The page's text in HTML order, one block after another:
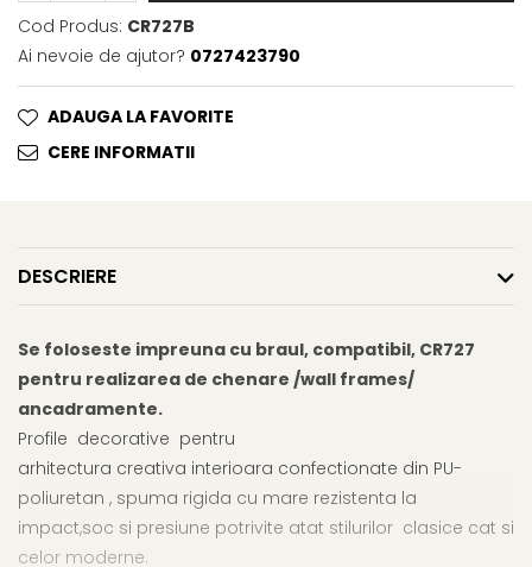
Cod Produs: CR727B
Ai nevoie de ajutor? 0727423790
ADAUGA LA FAVORITE
CERE INFORMATII
DESCRIERE
Se foloseste impreuna cu braul, compatibil, CR727
pentru realizarea de chenare /wall frames/
ancadramente.
Profile decorative pentru
arhitectura creativa interioara confectionate din PU-
poliuretan , spuma rigida cu mare rezistenta la
impact,soc si presiune potrivite atat stilurilor clasice cat si
celor moderne.